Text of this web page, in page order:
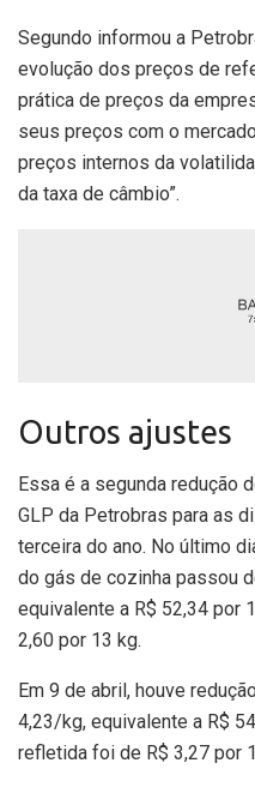
Segundo informou a
evolução dos preços de
prática de preços da
seus preços com o
preços internos da
da taxa de câmbio”.
Outros ajustes
Essa é a segunda redução
GLP da Petrobras para as
terceira do ano. No último
do gás de cozinha passou
equivalente a R$ 52,34 por
2,60 por 13 kg.
Em 9 de abril, houve
4,23/kg, equivalente a R$
refletida foi de R$ 3,27 por